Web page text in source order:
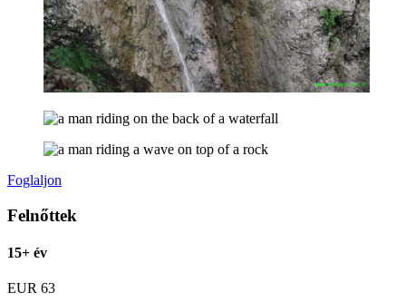
Foglaljon
Felnőttek
15+ év
EUR 63